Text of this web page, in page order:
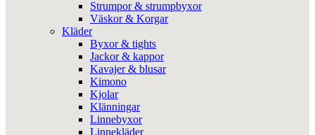
Strumpor & strumpbyxor
Väskor & Korgar
Kläder
Byxor & tights
Jackor & kappor
Kavajer & blusar
Kimono
Kjolar
Klänningar
Linnebyxor
Linnekläder